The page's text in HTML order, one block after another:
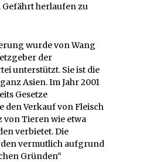
Gefährt herlaufen zu
wurde von Wang
der
unterstützt. Sie ist die
Asien. Im Jahr 2001
Gesetze
den Verkauf von Fleisch
von Tieren wie etwa
verbietet. Die
vermutlich aufgrund
Gründen“